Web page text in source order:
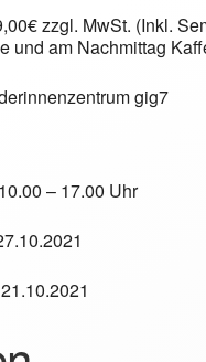
zzgl. MwSt.
und am Nachmittag
gig7
10.00 – 17.00 Uhr